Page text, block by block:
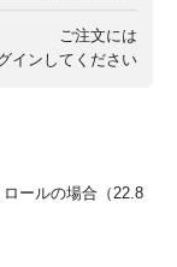
ご注文には
イン してください
ールの場合（22.8